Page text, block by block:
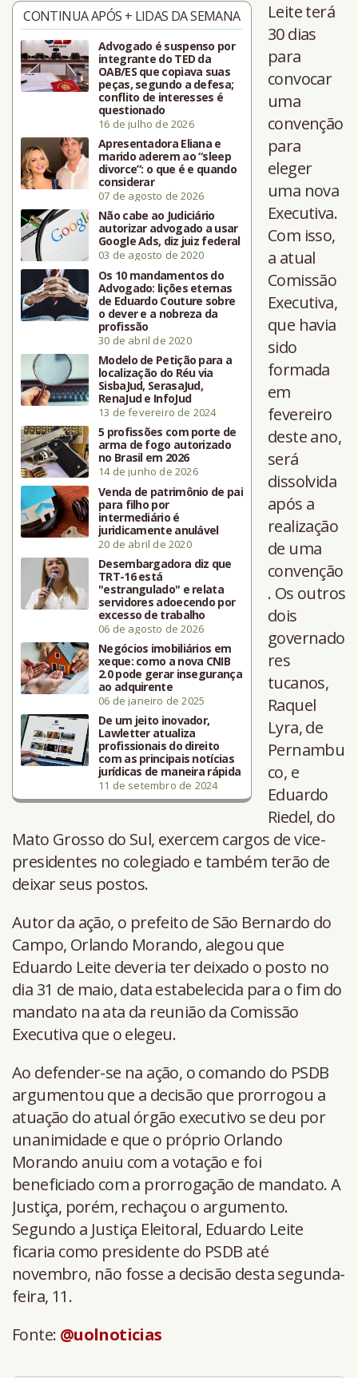
CONTINUA APÓS + LIDAS DA SEMANA
Advogado é suspenso por
integrante do TED da
OAB/ES que copiava suas
peças, segundo a defesa;
conflito de interesses é
questionado
16 de julho de 2026
Apresentadora Eliana e
marido aderem ao “sleep
divorce”: o que é e quando
considerar
07 de agosto de 2026
Não cabe ao Judiciário
autorizar advogado a usar
Google Ads, diz juiz federal
03 de agosto de 2020
Os 10 mandamentos do
Advogado: lições eternas
de Eduardo Couture sobre
o dever e a nobreza da
profissão
30 de abril de 2020
Modelo de Petição para a
localização do Réu via
SisbaJud, SerasaJud,
RenaJud e InfoJud
13 de fevereiro de 2024
5 profissões com porte de
arma de fogo autorizado
no Brasil em 2026
14 de junho de 2026
Venda de patrimônio de pai
para filho por
intermediário é
juridicamente anulável
20 de abril de 2020
Desembargadora diz que
TRT-16 está
"estrangulado" e relata
servidores adoecendo por
excesso de trabalho
06 de agosto de 2026
Negócios imobiliários em
xeque: como a nova CNIB
2.0 pode gerar insegurança
ao adquirente
06 de janeiro de 2025
De um jeito inovador,
Lawletter atualiza
profissionais do direito
com as principais notícias
jurídicas de maneira rápida
11 de setembro de 2024
Leite terá
30 dias
para
convocar
uma
convenção
para
eleger
uma nova
Executiva.
Com isso,
a atual
Comissão
Executiva,
que havia
sido
formada
em
fevereiro
deste ano,
será
dissolvida
após a
realização
de uma
convenção
. Os outros
dois
governado
res
tucanos,
Raquel
Lyra, de
Pernambu
co, e
Eduardo
Riedel, do
Mato Grosso do Sul, exercem cargos de vice-
presidentes no colegiado e também terão de
deixar seus postos.
Autor da ação, o prefeito de São Bernardo do
Campo, Orlando Morando, alegou que
Eduardo Leite deveria ter deixado o posto no
dia 31 de maio, data estabelecida para o fim do
mandato na ata da reunião da Comissão
Executiva que o elegeu.
Ao defender-se na ação, o comando do PSDB
argumentou que a decisão que prorrogou a
atuação do atual órgão executivo se deu por
unanimidade e que o próprio Orlando
Morando anuiu com a votação e foi
beneficiado com a prorrogação de mandato. A
Justiça, porém, rechaçou o argumento.
Segundo a Justiça Eleitoral, Eduardo Leite
ficaria como presidente do PSDB até
novembro, não fosse a decisão desta segunda-
feira, 11.
Fonte: @uolnoticias